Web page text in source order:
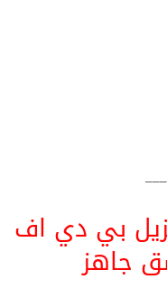
بي دي اف